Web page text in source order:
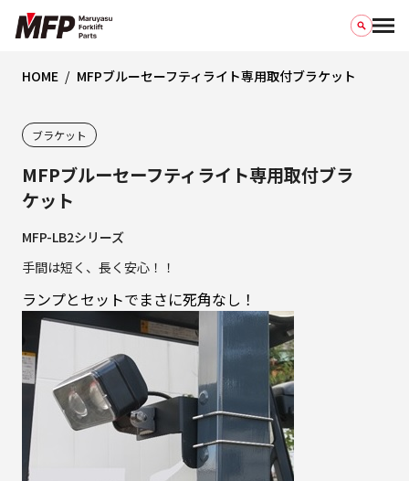
HOME MFPブルーセーフティライト専用取付ブラケット
ブラケット
MFPブルーセーフティライト専用取付ブラ
ケット
MFP-LB2シリーズ
手間は短く、長く安心！！
ランプとセットでまさに死角なし！